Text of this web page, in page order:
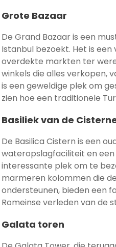
Grote Bazaar
De Grand Bazaar is een
Istanbul bezoekt. Het is
overdekte markten ter
winkels die alles verkopen,
is een geweldige plek om
zien hoe een traditionele
Basiliek van de
De Basilica Cistern is een
wateropslagfaciliteit en
interessante plek om te
marmeren kolommen die
ondersteunen, bieden een
Romeinse verleden van de
Galata toren